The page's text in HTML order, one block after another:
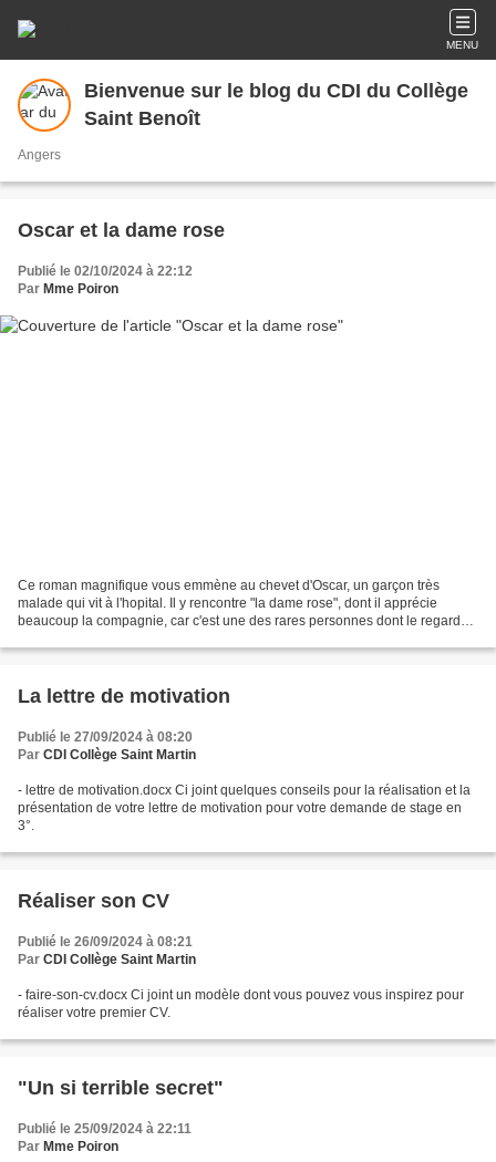
MENU
Bienvenue sur le blog du CDI du Collège
Saint Benoît
Angers
Oscar et la dame rose
Publié le 02/10/2024 à 22:12
Par Mme Poiron
Ce roman magnifique vous emmène au chevet d'Oscar, un garçon très
malade qui vit à l'hopital. Il y rencontre "la dame rose", dont il apprécie
beaucoup la compagnie, car c'est une des rares personnes dont le regard
La lettre de motivation
Publié le 27/09/2024 à 08:20
Par CDI Collège Saint Martin
- lettre de motivation.docx Ci joint quelques conseils pour la réalisation et la
présentation de votre lettre de motivation pour votre demande de stage en
3°.
Réaliser son CV
Publié le 26/09/2024 à 08:21
Par CDI Collège Saint Martin
- faire-son-cv.docx Ci joint un modèle dont vous pouvez vous inspirez pour
réaliser votre premier CV.
"Un si terrible secret"
Publié le 25/09/2024 à 22:11
Par Mme Poiron